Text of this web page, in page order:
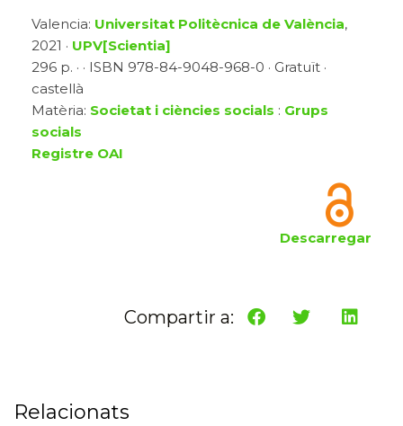
Valencia: Universitat Politècnica de València,
2021 · UPV[Scientia]
296 p. · · ISBN 978-84-9048-968-0 · Gratuït ·
castellà
Matèria: Societat i ciències socials : Grups
socials
Registre OAI
Descarregar
Compartir a:
Relacionats